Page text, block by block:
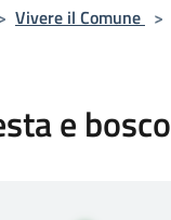
Vivere il Comune >
e bosco